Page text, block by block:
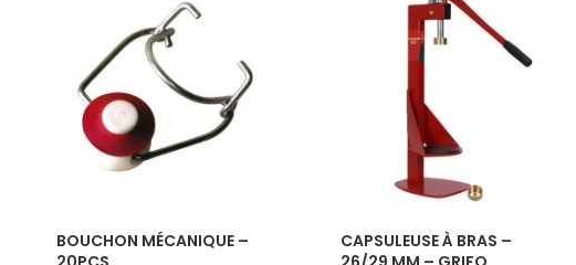
BOUCHON MÉCANIQUE –
CAPSULEUSE À BRAS –